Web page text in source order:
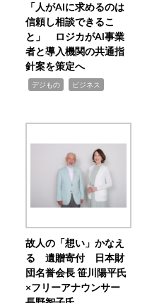
「人がAIに求めるのは
信頼し相談できるこ
と」 ロジカがAI事業
者と導入機関の共通指
針案を策定へ
デジもの ビジネス
故人の「想い」かなえ
る 遺贈寄付 日本財
団名誉会長 笹川陽平氏
×フリーアナウンサー